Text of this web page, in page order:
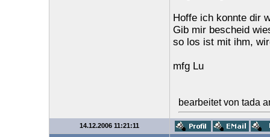
Hoffe ich konnte dir
Gib mir bescheid
so los ist mit ihm,
mfg Lu
bearbeitet von tada
14.12.2006 11:21:11